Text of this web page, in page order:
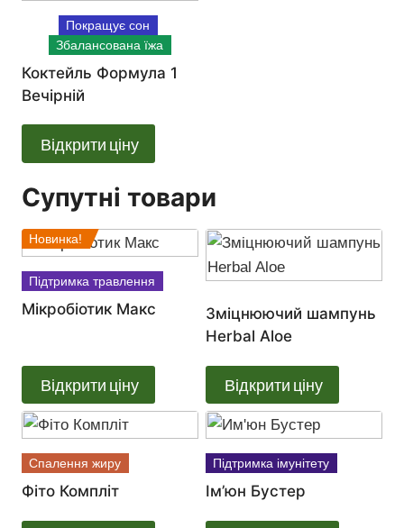
Покращує сон
Збалансована їжа
Коктейль Формула 1
Вечірній
Відкрити ціну
Супутні товари
Новинка!
Підтримка травлення
Мікробіотик Макс
Відкрити ціну
Зміцнюючий шампунь
Herbal Aloe
Відкрити ціну
Спалення жиру
Фіто Компліт
Підтримка імунітету
Ім’юн Бустер